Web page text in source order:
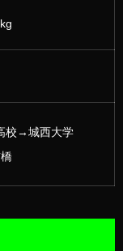
校→城西大学